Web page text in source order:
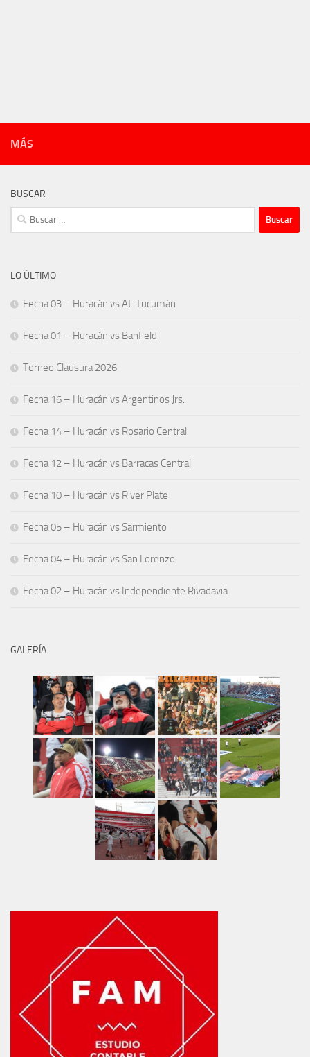
MÁS
BUSCAR
Buscar:
LO ÚLTIMO
Fecha 03 – Huracán vs At. Tucumán
Fecha 01 – Huracán vs Banfield
Torneo Clausura 2026
Fecha 16 – Huracán vs Argentinos Jrs.
Fecha 14 – Huracán vs Rosario Central
Fecha 12 – Huracán vs Barracas Central
Fecha 10 – Huracán vs River Plate
Fecha 05 – Huracán vs Sarmiento
Fecha 04 – Huracán vs San Lorenzo
Fecha 02 – Huracán vs Independiente Rivadavia
GALERÍA